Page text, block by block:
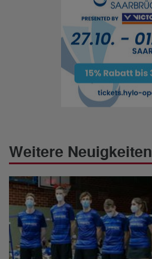
Weitere Neuigkeiten